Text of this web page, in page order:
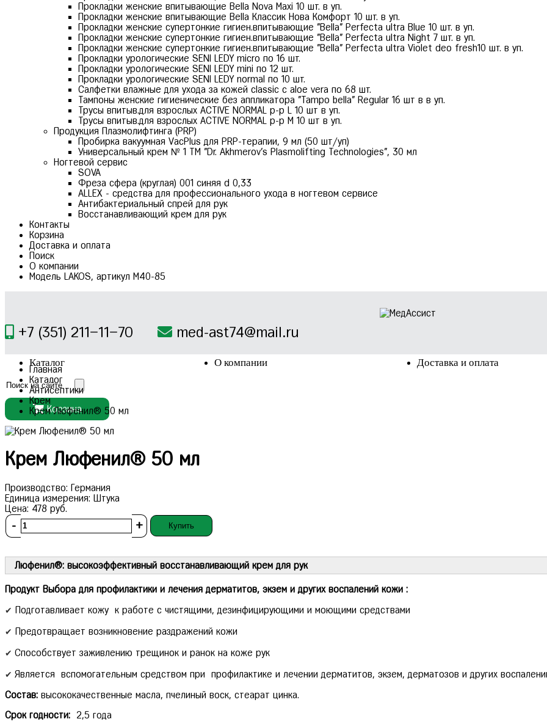
Прокладки женские впитывающие Bella Nova Maxi 10 шт. в уп.
Прокладки женские впитывающие Bella Классик Нова Комфорт 10 шт. в уп.
Прокладки женские супертонкие гигиен.впитывающие "Bella" Perfecta ultra Blue 10 шт. в уп.
Прокладки женские супертонкие гигиен.впитывающие "Bella" Perfecta ultra Night 7 шт. в уп.
Прокладки женские супертонкие гигиен.впитывающие "Bella" Perfecta ultra Violet deo fresh10 шт. в уп.
Прокладки урологические SENI LEDY micro по 16 шт.
Прокладки урологические SENI LEDY mini по 12 шт.
Прокладки урологические SENI LEDY normal по 10 шт.
Салфетки влажные для ухода за кожей classic c aloe vera по 68 шт.
Тампоны женские гигиенические без аппликатора "Tampo bella" Regular 16 шт в в уп.
Трусы впитыв.для взрослых ACTIVE NORMAL р-р L 10 шт в уп.
Трусы впитыв.для взрослых ACTIVE NORMAL р-р М 10 шт в уп.
Продукция Плазмолифтинга (PRP)
Пробирка вакуумная VacPlus для PRP-терапии, 9 мл (50 шт/уп)
Универсальный крем № 1 ТМ "Dr. Akhmerov's Plasmolifting Technologies", 30 мл
Ногтевой сервис
SOVA
Фреза сфера (круглая) 001 синяя d 0,33
ALLEX - средства для профессионального ухода в ногтевом сервисе
Антибактериальный спрей для рук
Восстанавливающий крем для рук
Контакты
Корзина
Доставка и оплата
Поиск
О компании
Модель LAKOS, артикул М40-85
+7 (351) 211–11–70 med-ast74@mail.ru
Каталог О компании Доставка и оплата
Корзина
Главная
Каталог
Антисептики
Крем
Крем Люфенил® 50 мл
Крем Люфенил® 50 мл
Производство: Германия
Единица измерения: Штука
Цена: 478 руб.
- + Купить
Люфенил®: высокоэффективный восстанавливающий крем для рук
Продукт Выбора для профилактики и лечения дерматитов, экзем и других воспалений кожи :
✔ Подготавливает кожу к работе с чистящими, дезинфицирующими и моющими средствами
✔ Предотвращает возникновение раздражений кожи
✔ Способствует заживлению трещинок и ранок на коже рук
✔ Является вспомогательным средством при профилактике и лечении дерматитов, экзем, дерматозов и других
Состав: высококачественные масла, пчелиный воск, стеарат цинка.
Срок годности: 2,5 года